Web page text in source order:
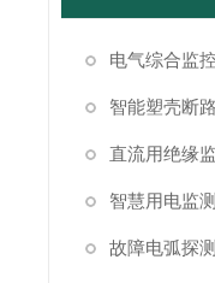
电气综合监
智能塑壳断
直流用绝缘
智慧用电监
故障电弧探